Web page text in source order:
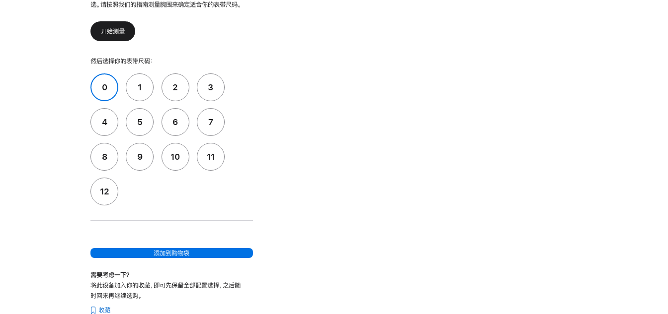
选。请按照我们的指南测量腕围来确定适合你的表带尺码。
开始测量
然后选择你的表带尺码：
0 1 2 3
4 5 6 7
8 9 10 11
12
添加到购物袋
需要考虑一下？
将此设备加入你的收藏，即可先保留全部配置选择，之后随
时回来再继续选购。
收藏